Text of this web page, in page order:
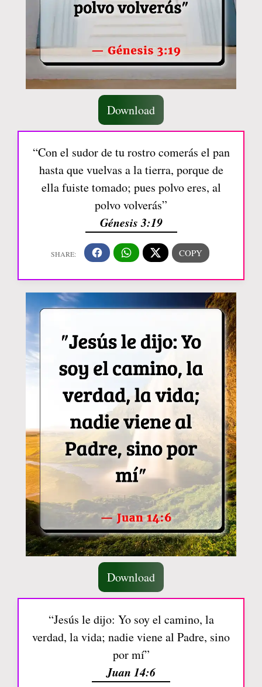
Download
“Con el sudor de tu rostro comerás el pan
hasta que vuelvas a la tierra, porque de
ella fuiste tomado; pues polvo eres, al
polvo volverás”
Génesis 3:19
Download
“Jesús le dijo: Yo soy el camino, la
verdad, la vida; nadie viene al Padre, sino
por mí”
Juan 14:6